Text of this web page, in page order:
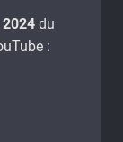
du
: